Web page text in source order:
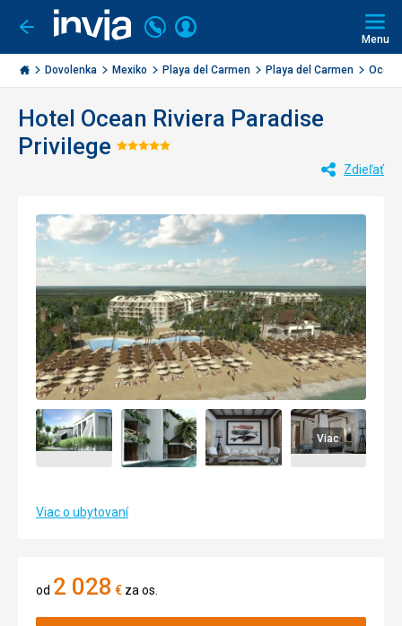
Ísť
späť
Invia.sk
Volajte
+421
2
3221
Prihlásiť
Menu
Dovolenka Mexiko Playa del Carmen Playa del Carmen
Hotel Ocean Riviera Paradise
Privilege Hodnotenie:
Zdieľať
Viac
Viac o ubytovaní
od 2 028 € za os.